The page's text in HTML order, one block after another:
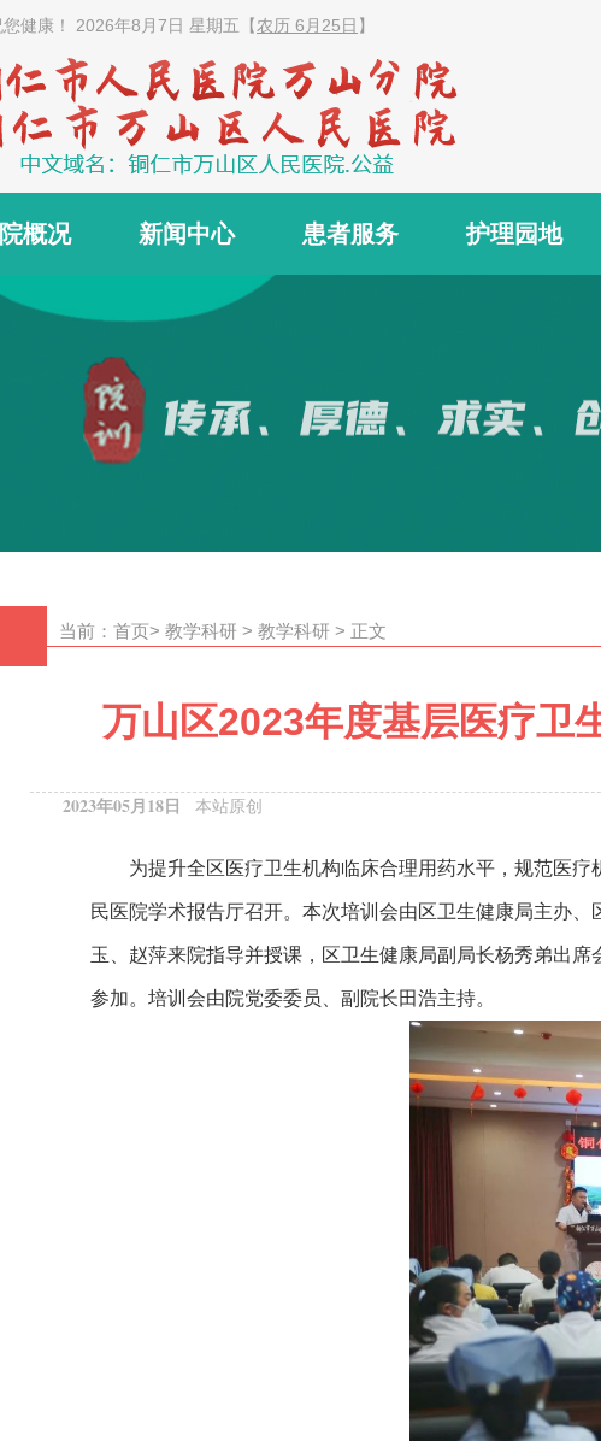
健康！ 2026年8月7日 星期五 【农历 6月25日 】
概况 新闻中心 患者服务 护理园地
当前： 首页> 教学科研 > 教学科研 > 正文
万山区2023年度基层医疗卫
2023年05月18日 本站原创
为提升全区医疗卫生机构临床合理用药水平，规范医疗
民医院学术报告厅召开。本次培训会由区卫生健康局主办
玉、赵萍来院指导并授课，区卫生健康局副局长杨秀弟出
参加。培训会由院党委委员、副院长田浩主持。